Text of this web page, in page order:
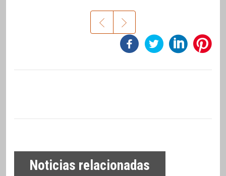
Noticias relacionadas